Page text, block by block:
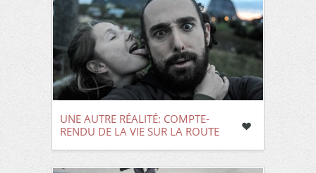
UNE AUTRE RÉALITÉ: COMPTE-
RENDU DE LA VIE SUR LA ROUTE